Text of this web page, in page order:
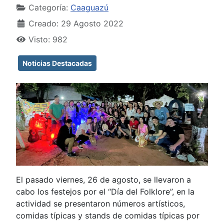
Categoría: Caaguazú
Creado: 29 Agosto 2022
Visto: 982
Noticias Destacadas
El pasado viernes, 26 de agosto, se llevaron a
cabo los festejos por el “Día del Folklore”, en la
actividad se presentaron números artísticos,
comidas típicas y stands de comidas típicas por